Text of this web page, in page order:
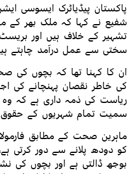
پاکستان پیڈیاٹرک ایسوسی
شفیع نے کہا کہ ملک بھر کے
تشہیر کے خلاف ہیں اور
سختی سے عمل درآمد چاہتے
ان کا کہنا تھا کہ بچوں کی
کی خاطر نقصان پہنچانے کی
ریاست کی ذمہ داری ہے کہ
سمیت تمام شہریوں کے
ماہرین صحت کے مطابق
کو دودھ پلانے سے دور کرتی
بوجھ ڈالتی ہے اور بچوں کی